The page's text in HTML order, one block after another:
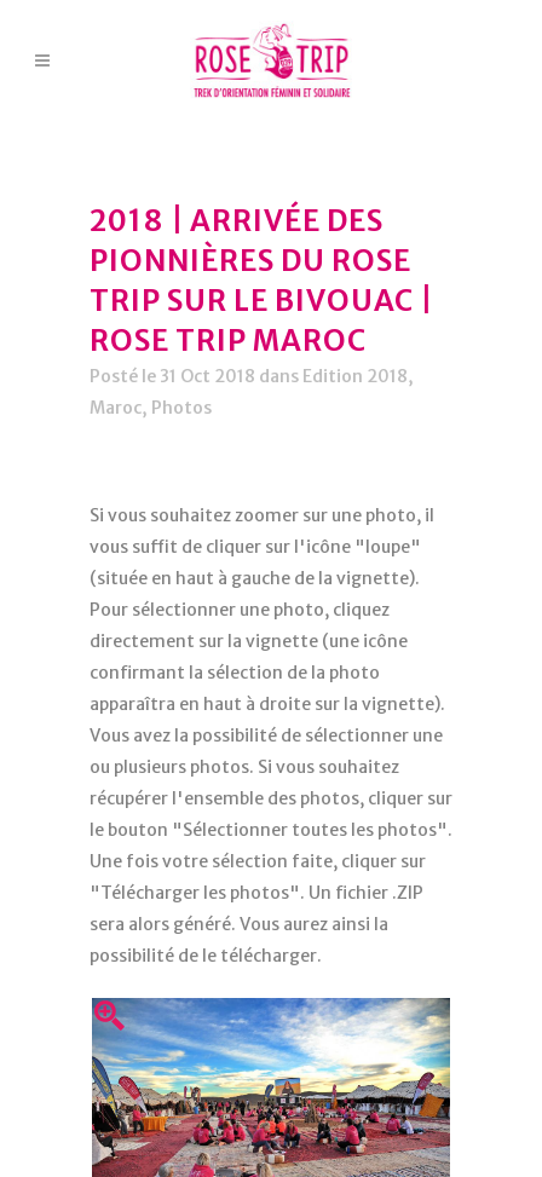
2018 | ARRIVÉE DES
PIONNIÈRES DU ROSE
TRIP SUR LE BIVOUAC |
ROSE TRIP MAROC
Posté le 31 Oct 2018 dans Edition 2018,
Maroc, Photos
Si vous souhaitez zoomer sur une photo, il
vous suffit de cliquer sur l'icône "loupe"
(située en haut à gauche de la vignette).
Pour sélectionner une photo, cliquez
directement sur la vignette (une icône
confirmant la sélection de la photo
apparaîtra en haut à droite sur la vignette).
Vous avez la possibilité de sélectionner une
ou plusieurs photos. Si vous souhaitez
récupérer l'ensemble des photos, cliquer sur
le bouton "Sélectionner toutes les photos".
Une fois votre sélection faite, cliquer sur
"Télécharger les photos". Un fichier .ZIP
sera alors généré. Vous aurez ainsi la
possibilité de le télécharger.